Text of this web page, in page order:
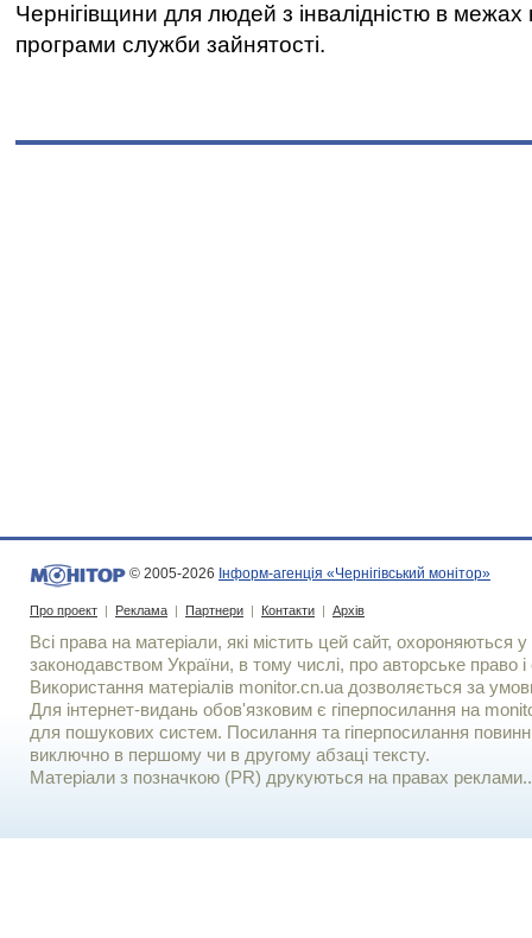
Чернігівщини для людей з інвалідністю в межах
програми служби зайнятості.
© 2005-2026 Інформ-агенція «Чернігівський монітор»
Про проект | Реклама | Партнери | Контакти | Архів
Всі права на матеріали, які містить цей сайт, охороняються у
законодавством України, в тому числі, про авторське право і
Використання матерiалiв monitor.cn.ua дозволяється за
Для iнтернет-видань обов'язковим є гiперпосилання на
для пошукових систем. Посилання та гіперпосилання
виключно в першому чи в другому абзаці тексту.
Матеріали з позначкою (PR) друкуються на правах реклами..